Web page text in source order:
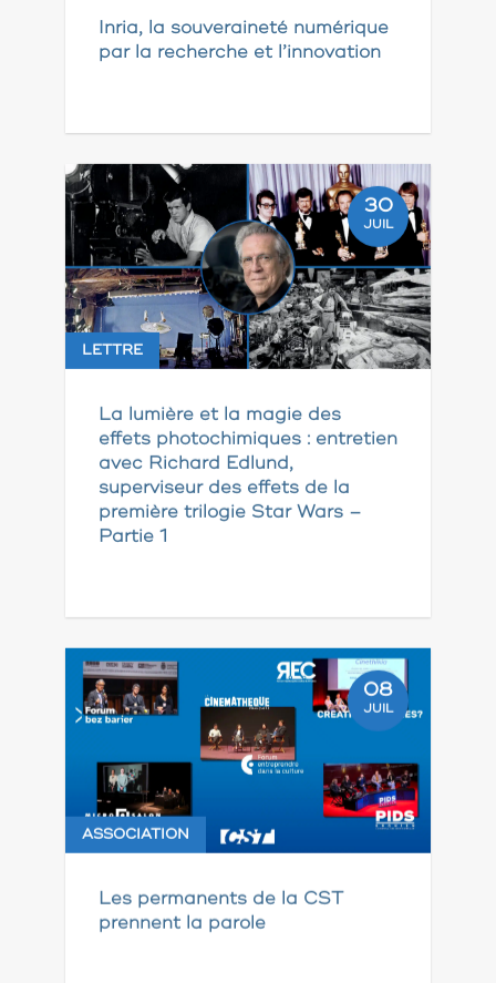
Inria, la souveraineté numérique
par la recherche et l’innovation
30
JUIL
LETTRE
La lumière et la magie des
effets photochimiques : entretien
avec Richard Edlund,
superviseur des effets de la
première trilogie Star Wars –
Partie 1
08
JUIL
ASSOCIATION
Les permanents de la CST
prennent la parole